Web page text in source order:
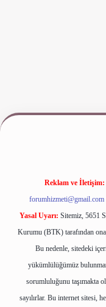
Reklam ve İletişim:
forumhizmeti@gmail.com
Yasal Uyarı: Sitemiz, 5651
Kurumu (BTK) tarafından
Bu nedenle, sitedeki
yükümlülüğümüz
sorumluluğunu taşımakta
sayılırlar. Bu internet sitesi,